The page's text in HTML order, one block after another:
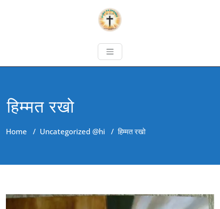
हिम्मत रखो
Home / Uncategorized @hi /हिम्मत रखो